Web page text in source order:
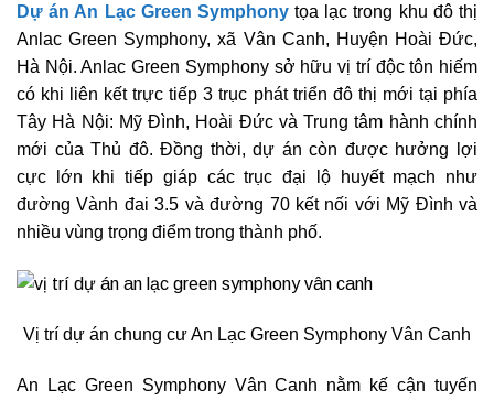
Dự án An Lạc Green Symphonytọa lạc trong khu đô thị
Anlac Green Symphony, xã Vân Canh, Huyện Hoài Đức,
Hà Nội. Anlac Green Symphony sở hữu vị trí độc tôn hiếm
có khi liên kết trực tiếp 3 trục phát triển đô thị mới tại phía
Tây Hà Nội: Mỹ Đình, Hoài Đức và Trung tâm hành chính
mới của Thủ đô. Đồng thời, dự án còn được hưởng lợi
cực lớn khi tiếp giáp các trục đại lộ huyết mạch như
đường Vành đai 3.5 và đường 70 kết nối với Mỹ Đình và
nhiều vùng trọng điểm trong thành phố.
Vị trí dự án chung cư An Lạc Green Symphony Vân Canh
An Lạc Green Symphony Vân Canh nằm kế cận tuyến